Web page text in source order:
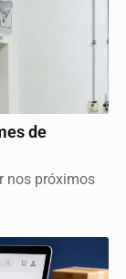
de
nos próximos